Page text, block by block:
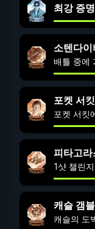
최강 증명
소텐다이
배틀 중에
포켓 서
포켓 서킷
피타고
1샷 챌린
캐슬 갬
캐슬의 도